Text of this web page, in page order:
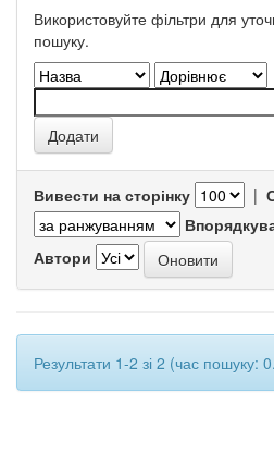
Використовуйте фільтри для
пошуку.
Вивести на сторінку |
Автори
Результати 1-2 зі 2 (час пошуку: